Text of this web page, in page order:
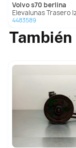
volvos70 berlina
Elevalunas Trasero Izquierdo Para Volvo
4483589